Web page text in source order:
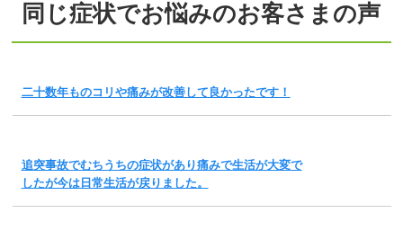
同じ症状でお悩みのお客さまの声
二十数年ものコリや痛みが改善して良かったです！
追突事故でむちうちの症状があり痛みで生活が大変で
したが今は日常生活が戻りました。